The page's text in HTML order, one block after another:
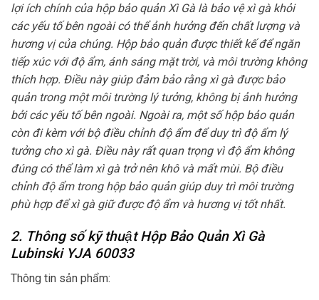
lợi ích chính của hộp bảo quản Xì Gà là bảo vệ xì gà khỏi
các yếu tố bên ngoài có thể ảnh hưởng đến chất lượng và
hương vị của chúng. Hộp bảo quản được thiết kế để ngăn
tiếp xúc với độ ẩm, ánh sáng mặt trời, và môi trường không
thích hợp. Điều này giúp đảm bảo rằng xì gà được bảo
quản trong một môi trường lý tưởng, không bị ảnh hưởng
bởi các yếu tố bên ngoài. Ngoài ra, một số hộp bảo quản
còn đi kèm với bộ điều chỉnh độ ẩm để duy trì độ ẩm lý
tưởng cho xì gà. Điều này rất quan trọng vì độ ẩm không
đúng có thể làm xì gà trở nên khô và mất mùi. Bộ điều
chỉnh độ ẩm trong hộp bảo quản giúp duy trì môi trường
phù hợp để xì gà giữ được độ ẩm và hương vị tốt nhất.
2. Thông số kỹ thuật Hộp Bảo Quản Xì Gà
Lubinski YJA 60033
Thông tin sản phẩm: